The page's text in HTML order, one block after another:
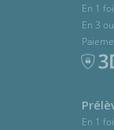
En 1
En 3
En 1